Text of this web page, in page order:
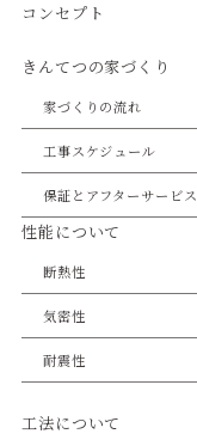
コンセプト
きんてつの家づくり
家づくりの流れ
工事スケジュール
保証とアフターサービス
性能について
断熱性
気密性
耐震性
工法について